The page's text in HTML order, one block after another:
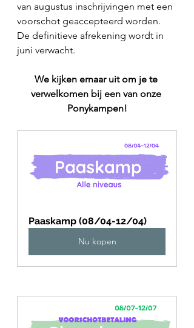
van augustus inschrijvingen met een
voorschot geaccepteerd worden.
De definitieve afrekening wordt in
juni verwacht.
We kijken ernaar uit om je te
verwelkomen bij een van onze
Ponykampen!
Paaskamp (08/04-12/04)
Nu kopen